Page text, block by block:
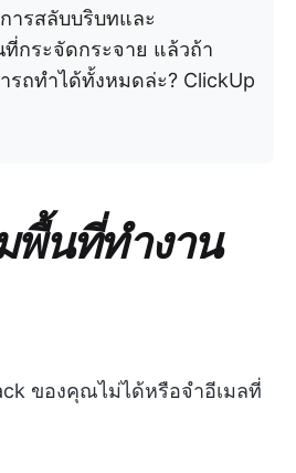
ารสลับบริบทและ
กระจัดกระจาย แล้วถ้า
รถทำได้ทั้งหมดล่ะ? ClickUp
นที่ทำงาน
ของคุณไม่ได้หรือจำอีเมลที่